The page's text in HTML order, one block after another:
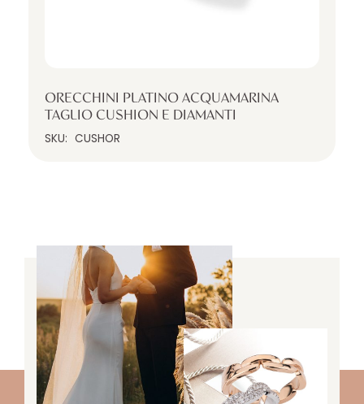
ORECCHINI PLATINO ACQUAMARINA
TAGLIO CUSHION E DIAMANTI
SKU: CUSHOR